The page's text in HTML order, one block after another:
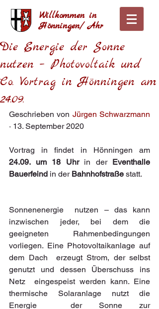
Willkommen in
Hönningen/ Ahr
Die Energie der Sonne
nutzen – Photovoltaik und
Co. Vortrag in Hönningen am
24.09.
Geschrieben von Jürgen Schwarzmann
· 13. September 2020
24.09. um 18 Uhr in der Eventhalle
Bauerfeind in der Bahnhofstraße statt.
Sonnenenergie  nutzen – das kann
inzwischen jeder, bei dem die
geeigneten  Rahmenbedingungen
vorliegen. Eine Photovoltaikanlage auf
dem Dach  erzeugt Strom, der selbst
genutzt und dessen Überschuss ins
Netz  eingespeist werden kann. Eine
thermische Solaranlage nutzt die
Energie  der Sonne zur